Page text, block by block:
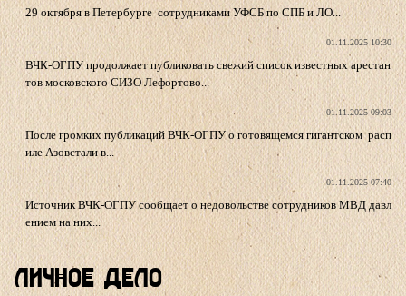
29 октября в Петербурге сотрудниками УФСБ по СПБ и ЛО...
01.11.2025 10:30
ВЧК-ОГПУ продолжает публиковать свежий список известных арестан
тов московского СИЗО Лефортово...
01.11.2025 09:03
После громких публикаций ВЧК-ОГПУ о готовящемся гигантском расп
иле Азовстали в...
01.11.2025 07:40
Источник ВЧК-ОГПУ сообщает о недовольстве сотрудников МВД давл
ением на них...
Личное Дело